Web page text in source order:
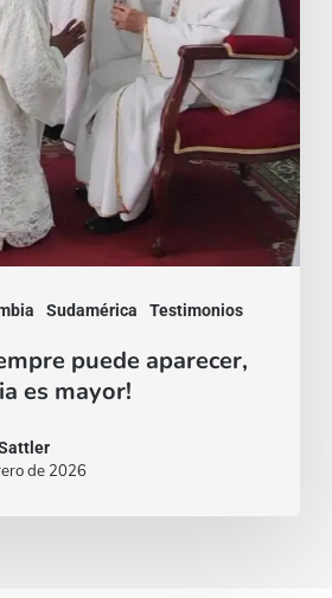
Sudamérica Testimonios
puede aparecer,
es mayor!
de 2026